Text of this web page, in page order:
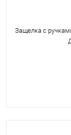
Защелка с